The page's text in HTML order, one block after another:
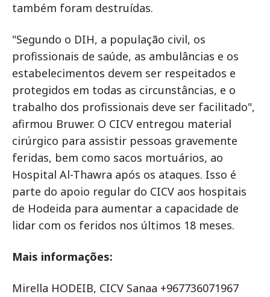
também foram destruídas.
"Segundo o DIH, a população civil, os
profissionais de saúde, as ambulâncias e os
estabelecimentos devem ser respeitados e
protegidos em todas as circunstâncias, e o
trabalho dos profissionais deve ser facilitado",
afirmou Bruwer. O CICV entregou material
cirúrgico para assistir pessoas gravemente
feridas, bem como sacos mortuários, ao
Hospital Al-Thawra após os ataques. Isso é
parte do apoio regular do CICV aos hospitais
de Hodeida para aumentar a capacidade de
lidar com os feridos nos últimos 18 meses.
Mais informações:
Mirella HODEIB, CICV Sanaa +967736071967